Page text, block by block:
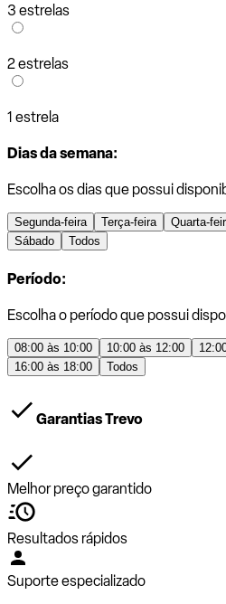
3 estrelas
2 estrelas
1 estrela
Dias da semana:
Escolha os dias que possui
Segunda-feira Terça-feira Quarta-
Sábado
Todos
Período:
Escolha o período que possui
08:00 às 10:00 10:00 às 12:00
16:00 às 18:00
Todos
Garantias Trevo
Melhor preço garantido
Resultados rápidos
Suporte especializado